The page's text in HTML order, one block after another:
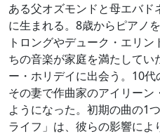
ある父オズモンドと母エバ
に生まれる。8歳からピアノ
トロングやデューク・エリ
ちの音楽が家庭を満たしてい
ー・ホリデイに出会う。10
その妻で作曲家のアイリー
ようになった。初期の曲の1
ライフ」は、彼らの影響に